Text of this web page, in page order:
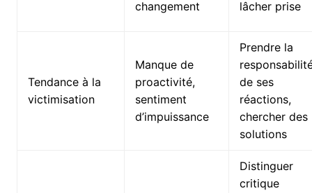
changement lâcher prise
Tendance à la
victimisation
Manque de
proactivité,
sentiment
d’impuissance
Prendre la
de ses
réactions,
chercher des
solutions
Distinguer
critique